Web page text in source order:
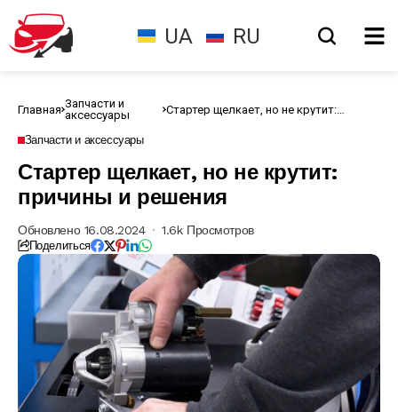
UA RU
Главная Запчасти и
аксессуары
Стартер щелкает, но не крутит:
Запчасти и аксессуары
Стартер щелкает, но не крутит:
причины и решения
Обновлено 16.08.2024 1.6k Просмотров
Поделиться